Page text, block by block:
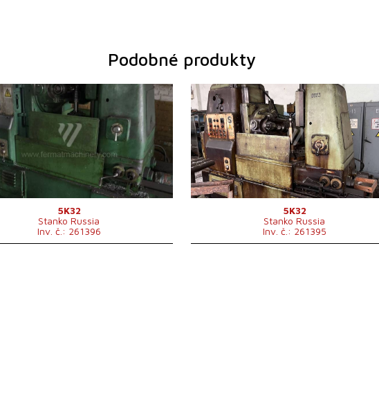
Podobné produkty
0
ne
obrobku
800 mm
10 -
7,5 kW
d x š x v
2650x1510x2000
mm
stroje
7200 kg
5K32
Stanko Russia
Inv. č.: 261396
Rok výroby:
1971
Řídící systém
ne
Max. průměr obrobku
800 mm
Modul
10 -
Výkon hlavního
elektromotoru
7,5 kW
Rozměry d x š x v
2650x1510x2000
mm
Hmotnost stroje
7200 kg
5K32
Stanko Russia
Inv. č.: 261395